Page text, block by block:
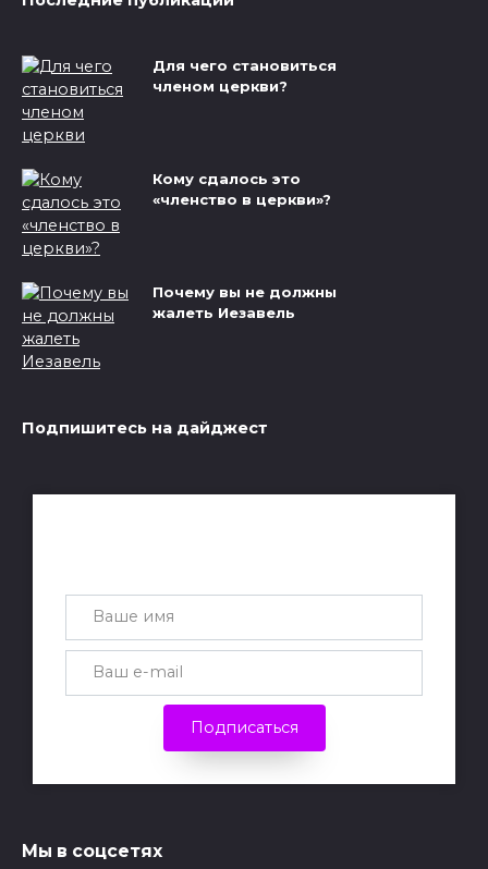
Для чего становиться
членом церкви?
Кому сдалось это
«членство в церкви»?
Почему вы не должны
жалеть Иезавель
Подпишитесь на дайджест
Подписаться
Мы в соцсетях